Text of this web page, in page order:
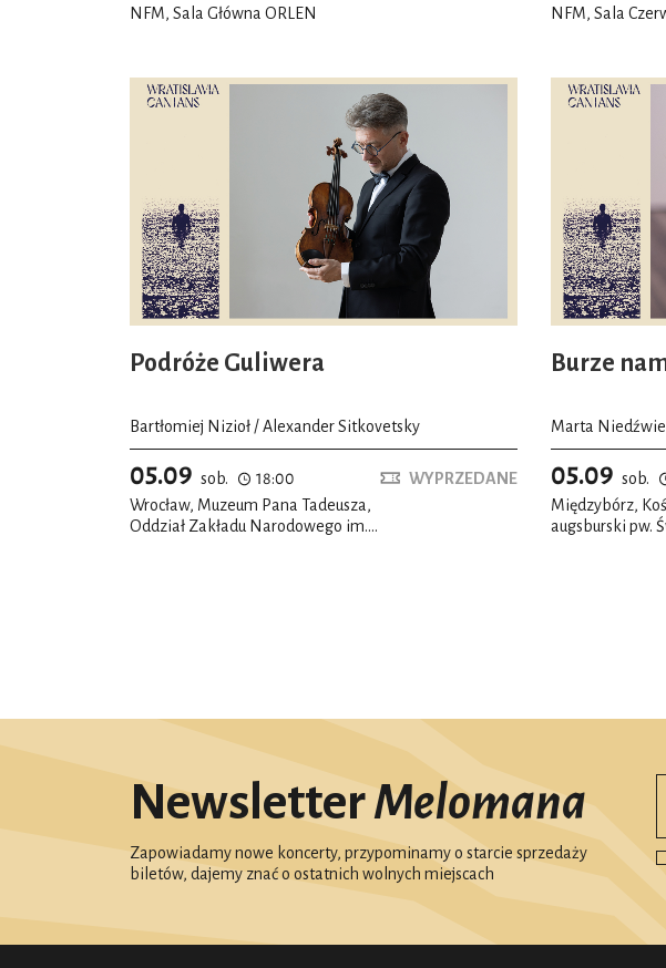
NFM, Sala Główna ORLEN
NFM, Sala
Podróże Guliwera
Bartłomiej Nizioł / Alexander Sitkovetsky
05.09 sob.
18:00
Wrocław, Muzeum Pana Tadeusza,
Oddział Zakładu Narodowego im.
WYPRZEDANE
Burze
Marta
05.09 sob.
Międzybórz,
augsburski pw.
NewsletterMelomana
Zapowiadamy nowe koncerty, przypominamy o starcie sprzedaży
biletów, dajemy znać o ostatnich wolnych miejscach